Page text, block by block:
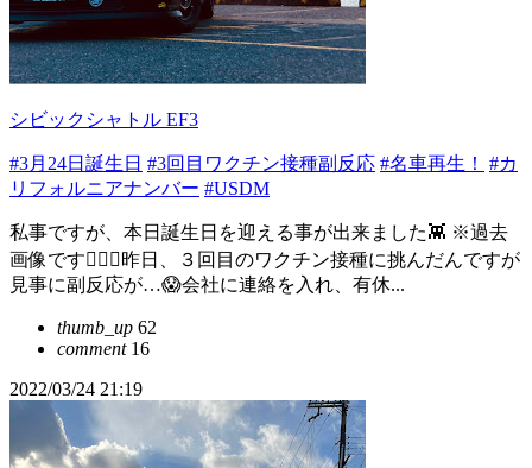
シビックシャトル EF3
#3月24日誕生日 #3回目ワクチン接種副反応 #名車再生！
#カ
リフォルニアナンバー #USDM
私事ですが、本日誕生日を迎える事が出来ました👾 ※過去
画像です🙇🏻‍♂️昨日、３回目のワクチン接種に挑んだんですが
見事に副反応が…😱会社に連絡を入れ、有休...
thumb_up 62
comment16
2022/03/24 21:19